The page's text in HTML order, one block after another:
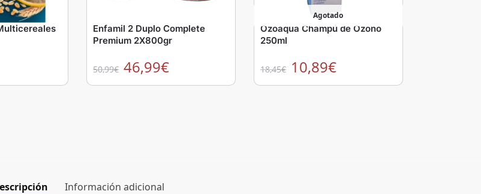
Enfamil 2 Duplo Complete
Premium 2X800gr
50,99€ 46,99€
Agotado
Ozoaqua Champú de Ozono
250ml
18,45€ 10,89€
Información adicional